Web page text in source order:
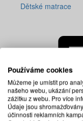
Dětské matrace
Používáme cookies
Můžeme je umístit pro
našeho webu, ukázání
zážitku z webu. Pro více
Údaje jsou
účinnosti reklamních